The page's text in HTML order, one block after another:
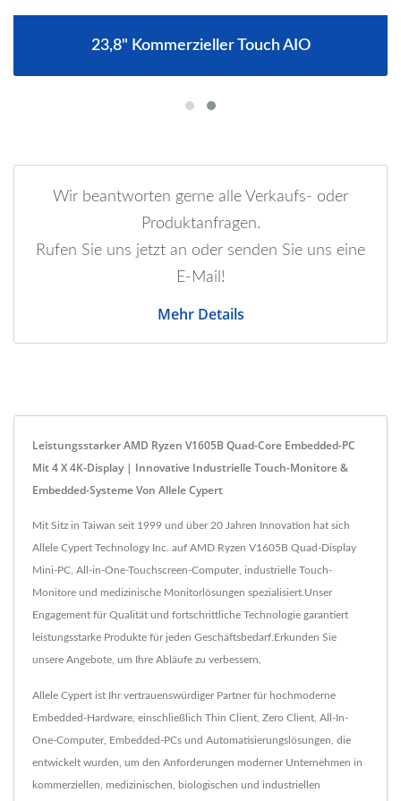
23,8" Kommerzieller Touch AIO
Wir beantworten gerne alle Verkaufs- oder
Produktanfragen.
Rufen Sie uns jetzt an oder senden Sie uns eine
E-Mail!
Mehr Details
Leistungsstarker AMD Ryzen V1605B Quad-Core Embedded-PC
Mit 4 X 4K-Display | Innovative Industrielle Touch-Monitore &
Embedded-Systeme Von Allele Cypert
Mit Sitz in Taiwan seit 1999 und über 20 Jahren Innovation hat sich
Allele Cypert Technology Inc. auf AMD Ryzen V1605B Quad-Display
Mini-PC, All-in-One-Touchscreen-Computer, industrielle Touch-
Monitore und medizinische Monitorlösungen spezialisiert.Unser
Engagement für Qualität und fortschrittliche Technologie garantiert
leistungsstarke Produkte für jeden Geschäftsbedarf.Erkunden Sie
unsere Angebote, um Ihre Abläufe zu verbessern.
Allele Cypert ist Ihr vertrauenswürdiger Partner für hochmoderne
Embedded-Hardware, einschließlich Thin Client, Zero Client, All-In-
One-Computer, Embedded-PCs und Automatisierungslösungen, die
entwickelt wurden, um den Anforderungen moderner Unternehmen in
kommerziellen, medizinischen, biologischen und industriellen